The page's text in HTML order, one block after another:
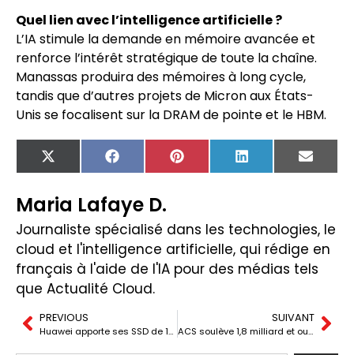
Quel lien avec l’intelligence artificielle ?
L’IA stimule la demande en mémoire avancée et
renforce l’intérêt stratégique de toute la chaîne.
Manassas produira des mémoires à long cycle,
tandis que d’autres projets de Micron aux États-
Unis se focalisent sur la DRAM de pointe et le HBM.
X
(Twitter)
FacebookPinterest LinkedIn Email
Maria Lafaye D.
Journaliste spécialisé dans les technologies, le
cloud et l'intelligence artificielle, qui rédige en
français à l'aide de l'IA pour des médias tels
que Actualité Cloud.
PREVIOUS
Huawei apporte ses SSD de 122 To à la guerre du emballage NAND
SUIVANT
ACS soulève 1,8 milliard et ouvre un autre combat : le talent en centre de données